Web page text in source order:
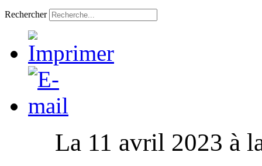
Rechercher
La 11 avril 2023 à